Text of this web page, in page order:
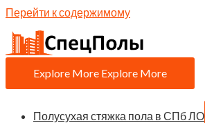
Перейти к содержимому
Explore More Explore More
Полусухая стяжка пола в СПб ЛО